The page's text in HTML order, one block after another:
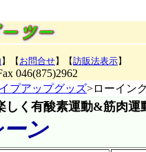
】【 お問合せ】【訪販法表示】
046(875)2962
プアップグッズ>ローイン
しく有酸素運動&筋肉運
ン